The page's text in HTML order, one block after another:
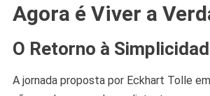
Agora é Viver a
O Retorno à
A jornada proposta por Eckhart Tolle em